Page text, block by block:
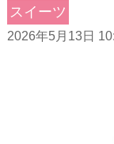
スイーツ
2026年5月13日